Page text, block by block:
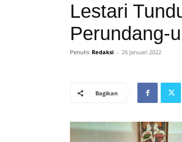
Lestari
Perundang-
Penulis Redaksi - 26 Januari 2022
Bagikan